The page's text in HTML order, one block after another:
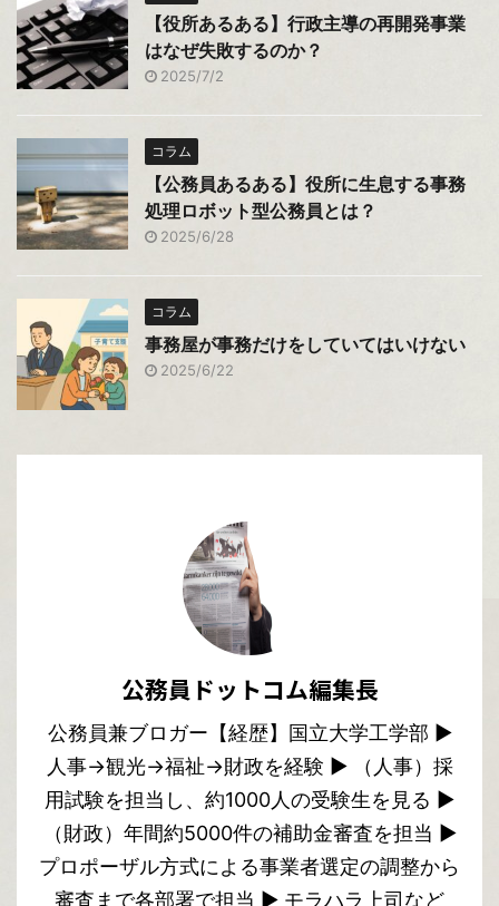
【役所あるある】行政主導の再開発事業
はなぜ失敗するのか？
2025/7/2
コラム
【公務員あるある】役所に生息する事務
処理ロボット型公務員とは？
2025/6/28
コラム
事務屋が事務だけをしていてはいけない
2025/6/22
公務員ドットコム編集長
公務員兼ブロガー【経歴】国立大学工学部 ▶︎
人事→観光→福祉→財政を経験 ▶︎ （人事）採
用試験を担当し、約1000人の受験生を見る ▶︎
（財政）年間約5000件の補助金審査を担当 ▶︎
プロポーザル方式による事業者選定の調整から
審査まで各部署で担当 ▶︎ モラハラ上司など